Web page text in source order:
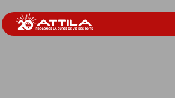
au
contenu